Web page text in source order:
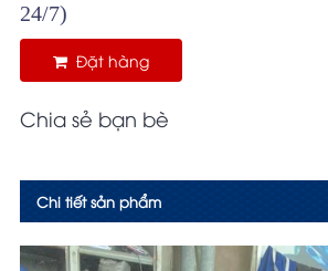
24/7)
Đặt hàng
Chia sẻ bạn bè
Chi tiết sản phẩm